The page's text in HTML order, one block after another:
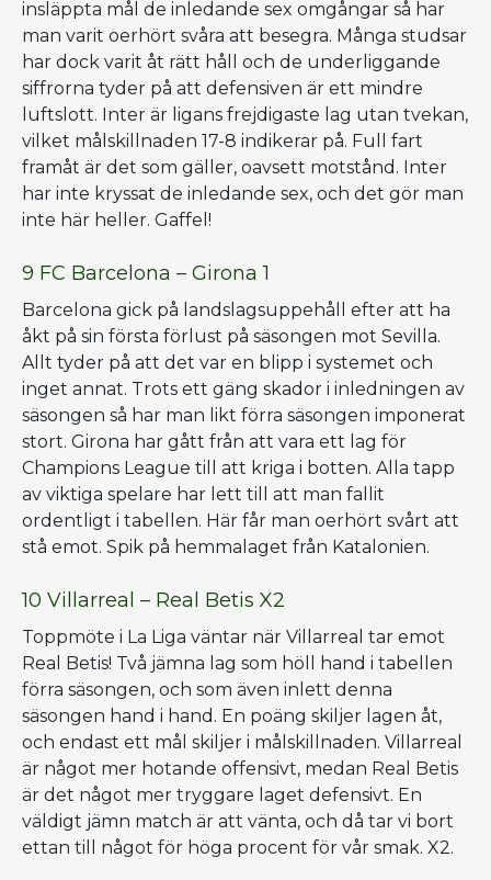
insläppta mål de inledande sex omgångar så har
man varit oerhört svåra att besegra. Många studsar
har dock varit åt rätt håll och de underliggande
siffrorna tyder på att defensiven är ett mindre
luftslott. Inter är ligans frejdigaste lag utan tvekan,
vilket målskillnaden 17-8 indikerar på. Full fart
framåt är det som gäller, oavsett motstånd. Inter
har inte kryssat de inledande sex, och det gör man
inte här heller. Gaffel!
9 FC Barcelona – Girona 1
Barcelona gick på landslagsuppehåll efter att ha
åkt på sin första förlust på säsongen mot Sevilla.
Allt tyder på att det var en blipp i systemet och
inget annat. Trots ett gäng skador i inledningen av
säsongen så har man likt förra säsongen imponerat
stort. Girona har gått från att vara ett lag för
Champions League till att kriga i botten. Alla tapp
av viktiga spelare har lett till att man fallit
ordentligt i tabellen. Här får man oerhört svårt att
stå emot. Spik på hemmalaget från Katalonien.
10 Villarreal – Real Betis X2
Toppmöte i La Liga väntar när Villarreal tar emot
Real Betis! Två jämna lag som höll hand i tabellen
förra säsongen, och som även inlett denna
säsongen hand i hand. En poäng skiljer lagen åt,
och endast ett mål skiljer i målskillnaden. Villarreal
är något mer hotande offensivt, medan Real Betis
är det något mer tryggare laget defensivt. En
väldigt jämn match är att vänta, och då tar vi bort
ettan till något för höga procent för vår smak. X2.